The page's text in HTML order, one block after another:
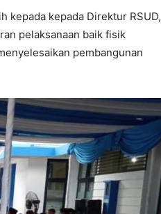
kepada kepada Direktur RSUD,
pelaksanaan baik fisik
pembangunan